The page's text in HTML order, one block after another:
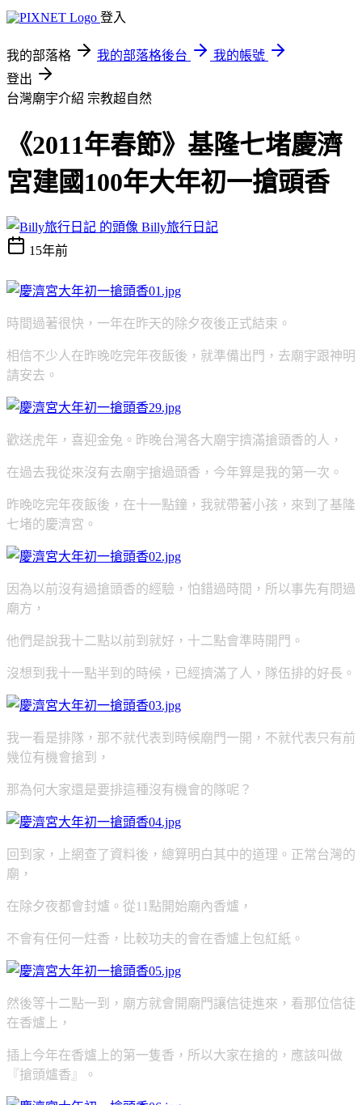
登入
我的部落格 我的部落格後台
我的帳號
登出
台灣廟宇介紹 宗教超自然
《2011年春節》基隆七堵慶濟
宮建國100年大年初一搶頭香
Billy旅行日記
15年前
時間過著很快，一年在昨天的除夕夜後正式結束。
相信不少人在昨晚吃完年夜飯後，就準備出門，去廟宇跟神明
請安去。
歡送虎年，喜迎金兔。昨晚台灣各大廟宇擠滿搶頭香的人，
在過去我從來沒有去廟宇搶過頭香，今年算是我的第一次。
昨晚吃完年夜飯後，在十一點鐘，我就帶著小孩，來到了基隆
七堵的慶濟宮。
因為以前沒有過搶頭香的經驗，怕錯過時間，所以事先有問過
廟方，
他們是說我十二點以前到就好，十二點會準時開門。
沒想到我十一點半到的時候，已經擠滿了人，隊伍排的好長。
我一看是排隊，那不就代表到時候廟門一開，不就代表只有前
幾位有機會搶到，
那為何大家還是要排這種沒有機會的隊呢？
回到家，上網查了資料後，總算明白其中的道理。正常台灣的
廟，
在除夕夜都會封爐。從11點開始廟內香爐，
不會有任何一炷香，比較功夫的會在香爐上包紅紙。
然後等十二點一到，廟方就會開廟門讓信徒進來，看那位信徒
在香爐上，
插上今年在香爐上的第一隻香，所以大家在搶的，應該叫做
『搶頭爐香』。